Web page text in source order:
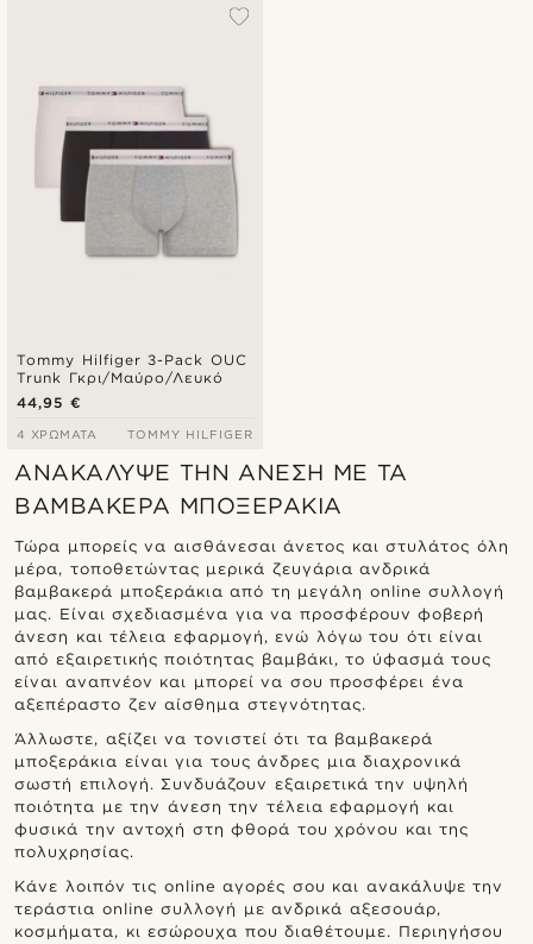
Tommy Hilfiger 3-Pack OUC
Trunk Γκρι/Μαύρο/Λευκό
44,95 €
4 ΧΡΏΜΑΤΑ TOMMY HILFIGER
ΑΝΑΚΆΛΥΨΕ ΤΗΝ ΆΝΕΣΗ ΜΕ ΤΑ
ΒΑΜΒΑΚΕΡΆ ΜΠΟΞΕΡΆΚΙΑ
Τώρα μπορείς να αισθάνεσαι άνετος και στυλάτος όλη
μέρα, τοποθετώντας μερικά ζευγάρια ανδρικά
βαμβακερά μποξεράκια από τη μεγάλη online συλλογή
μας. Είναι σχεδιασμένα για να προσφέρουν φοβερή
άνεση και τέλεια εφαρμογή, ενώ λόγω του ότι είναι
από εξαιρετικής ποιότητας βαμβάκι, το ύφασμά τους
είναι αναπνέον και μπορεί να σου προσφέρει ένα
αξεπέραστο ζεν αίσθημα στεγνότητας.
Άλλωστε, αξίζει να τονιστεί ότι τα βαμβακερά
μποξεράκια είναι για τους άνδρες μια διαχρονικά
σωστή επιλογή. Συνδυάζουν εξαιρετικά την υψηλή
ποιότητα με την άνεση την τέλεια εφαρμογή και
φυσικά την αντοχή στη φθορά του χρόνου και της
πολυχρησίας.
Κάνε λοιπόν τις online αγορές σου και ανακάλυψε την
τεράστια online συλλογή με ανδρικά αξεσουάρ,
κοσμήματα, κι εσώρουχα που διαθέτουμε. Περιηγήσου